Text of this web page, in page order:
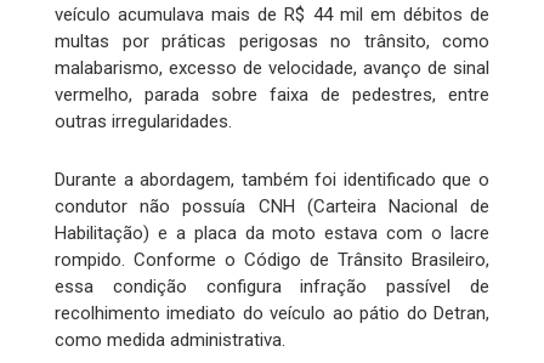
veículo acumulava mais de R$ 44 mil em débitos de
multas por práticas perigosas no trânsito, como
malabarismo, excesso de velocidade, avanço de sinal
vermelho, parada sobre faixa de pedestres, entre
outras irregularidades.
Durante a abordagem, também foi identificado que o
condutor não possuía CNH (Carteira Nacional de
Habilitação) e a placa da moto estava com o lacre
rompido. Conforme o Código de Trânsito Brasileiro,
essa condição configura infração passível de
recolhimento imediato do veículo ao pátio do Detran,
como medida administrativa.